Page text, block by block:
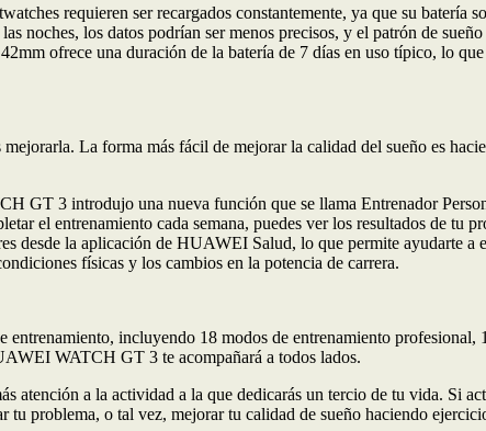
requieren ser recargados constantemente, ya que su batería
noches, los datos podrían ser menos precisos, y el patrón de
ofrece una duración de la batería de 7 días en uso típico, lo
La forma más fácil de mejorar la calidad del sueño es
GT 3 introdujo una nueva función que se llama Entrenador
el entrenamiento cada semana, puedes ver los resultados de tu
la aplicación de HUAWEI Salud, lo que permite ayudarte a
físicas y los cambios en la potencia de carrera.
incluyendo 18 modos de entrenamiento profesional,
WATCH GT 3 te acompañará a todos lados.
atención a la actividad a la que dedicarás un tercio de tu vida. Si
problema, o tal vez, mejorar tu calidad de sueño haciendo